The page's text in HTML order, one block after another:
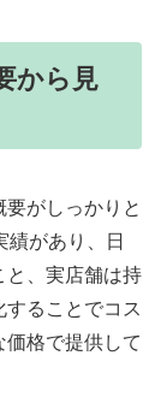
から見
がしっかりと
績があり、日
と、実店舗は持
ることでコス
価格で提供して